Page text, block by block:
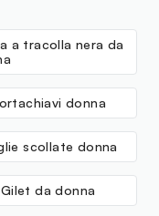
a tracolla nera da
donna
scollate donna
Gilet da donna